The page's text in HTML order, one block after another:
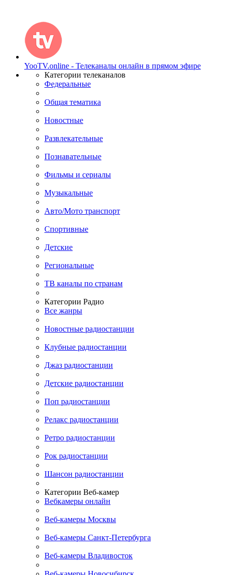
YooTV.online - Телеканалы онлайн в прямом эфире
Категории телеканалов
Федеральные
Общая тематика
Новостные
Развлекательные
Познавательные
Фильмы и сериалы
Музыкальные
Авто/Мото транспорт
Спортивные
Детские
Региональные
ТВ каналы по странам
Категории Радио
Все жанры
Новостные радиостанции
Клубные радиостанции
Джаз радиостанции
Детские радиостанции
Поп радиостанции
Релакс радиостанции
Ретро радиостанции
Рок радиостанции
Шансон радиостанции
Категории Веб-камер
Вебкамеры онлайн
Веб-камеры Москвы
Веб-камеры Санкт-Петербурга
Веб-камеры Владивосток